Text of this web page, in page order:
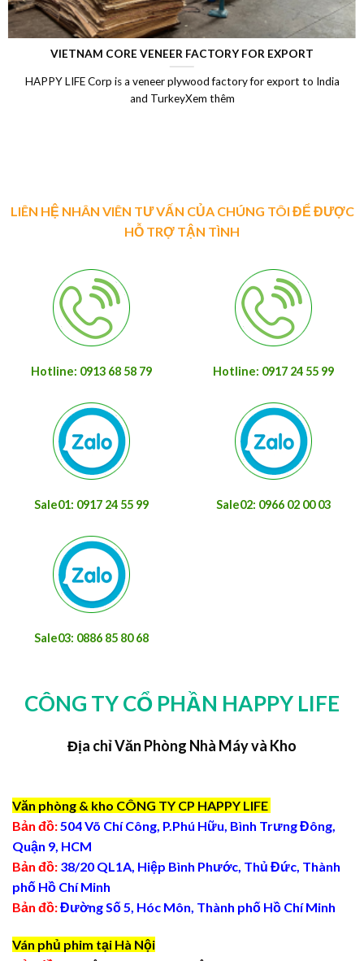
VIETNAM CORE VENEER FACTORY FOR EXPORT
HAPPY LIFE Corp is a veneer plywood factory for export to India
and TurkeyXem thêm
LIÊN HỆ NHÂN VIÊN TƯ VẤN CỦA CHÚNG TÔI ĐỂ ĐƯỢC
HỖ TRỢ TẬN TÌNH
Hotline: 0913 68 58 79 Hotline: 0917 24 55 99
Sale01: 0917 24 55 99 Sale02: 0966 02 00 03
Sale03: 0886 85 80 68
CÔNG TY CỔ PHẦN HAPPY LIFE
Địa chỉ Văn Phòng Nhà Máy và Kho
Văn phòng & kho CÔNG TY CP HAPPY LIFE
Bản đồ:504 Võ Chí Công, P.Phú Hữu, Bình Trưng Đông,
Quận 9, HCM
Bản đồ: 38/20 QL1A, Hiệp Bình Phước, Thủ Đức, Thành
phố Hồ Chí Minh
Bản đồ:Đường Số 5, Hóc Môn, Thành phố Hồ Chí Minh
Ván phủ phim tại Hà Nội